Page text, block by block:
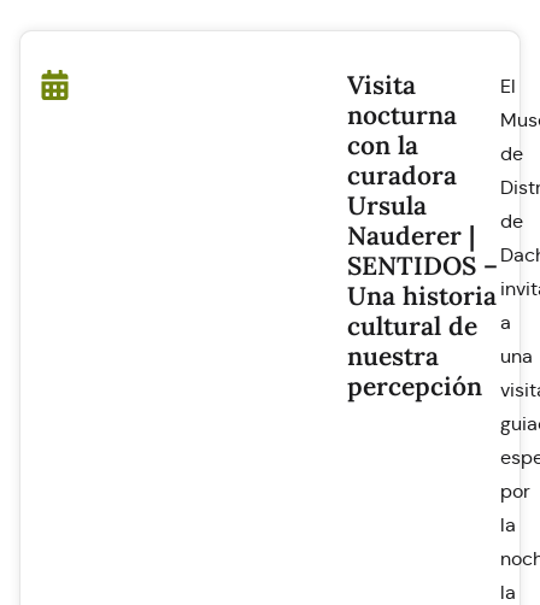
Visita
nocturna
con la
curadora
Ursula
Nauderer |
SENTIDOS –
Una historia
cultural de
nuestra
percepción
El
de
de
a
una
por
la
la